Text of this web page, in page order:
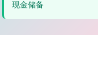
现金储备